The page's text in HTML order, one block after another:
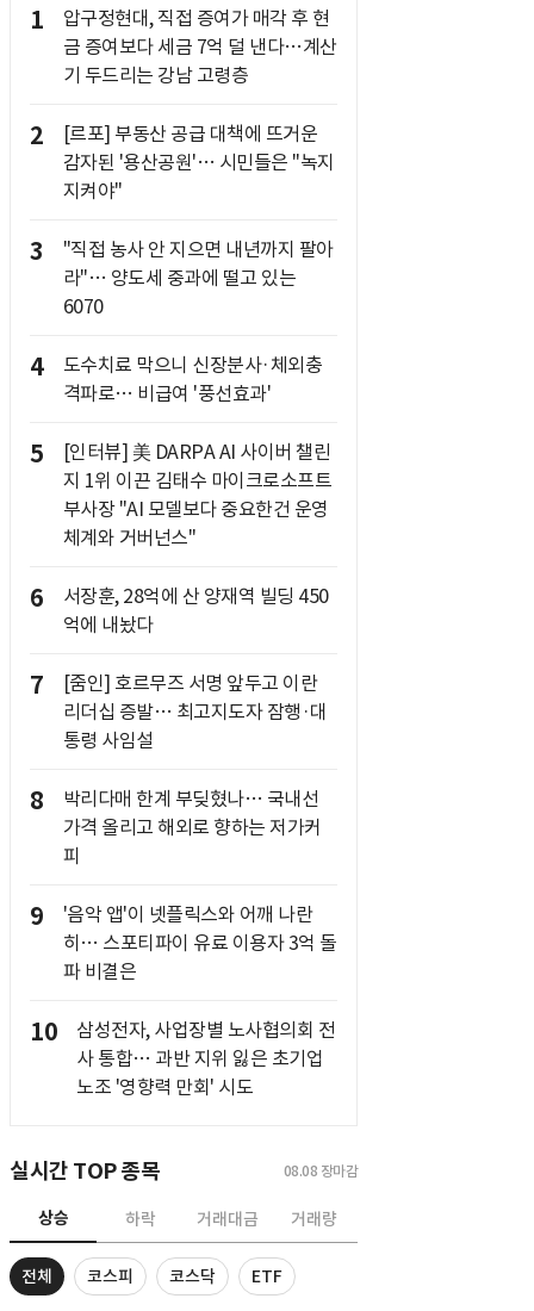
1
압구정현대, 직접 증여가 매각 후 현
금 증여보다 세금 7억 덜 낸다…계산
기 두드리는 강남 고령층
2
[르포] 부동산 공급 대책에 뜨거운
감자된 '용산공원'… 시민들은 "녹지
지켜야"
3
"직접 농사 안 지으면 내년까지 팔아
라"… 양도세 중과에 떨고 있는
6070
4
도수치료 막으니 신장분사·체외충
격파로… 비급여 '풍선효과'
5
[인터뷰] 美 DARPA AI 사이버 챌린
지 1위 이끈 김태수 마이크로소프트
부사장 "AI 모델보다 중요한건 운영
체계와 거버넌스"
6
서장훈, 28억에 산 양재역 빌딩 450
억에 내놨다
7
[줌인] 호르무즈 서명 앞두고 이란
리더십 증발… 최고지도자 잠행·대
통령 사임설
8
박리다매 한계 부딪혔나… 국내선
가격 올리고 해외로 향하는 저가커
피
9
'음악 앱'이 넷플릭스와 어깨 나란
히… 스포티파이 유료 이용자 3억 돌
파 비결은
10
삼성전자, 사업장별 노사협의회 전
사 통합… 과반 지위 잃은 초기업
노조 '영향력 만회' 시도
실시간 TOP 종목 08.08 장마감
상승 하락 거래대금 거래량
전체 코스피 코스닥 ETF